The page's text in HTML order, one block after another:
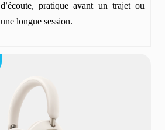
d’écoute, pratique avant un trajet ou
une longue session.